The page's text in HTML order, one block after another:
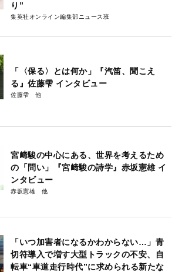
り”
集英社オンライン編集部ニュース班
「〈保る〉とは何か」『汽笛、聞こえ
る』佐藤雫 インタビュー
佐藤雫
宮﨑駿の中心にある、世界を考えるため
の「問い」『宮﨑駿の詩学』赤坂憲雄 イ
ンタビュー
赤坂憲雄
「いつ加害者になるかわからない…」青
切符導入で増す大型トラックの不安、自
転車“車道走行時代”に求められる新たな